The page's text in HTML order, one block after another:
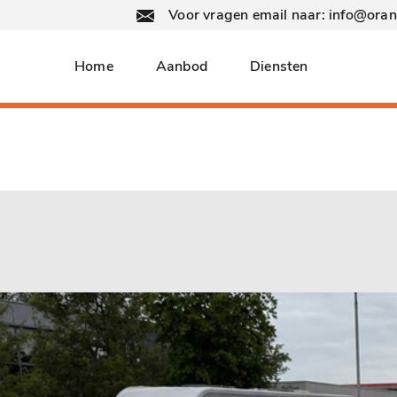
Voor vragen email naar:
Home Aanbod Diensten